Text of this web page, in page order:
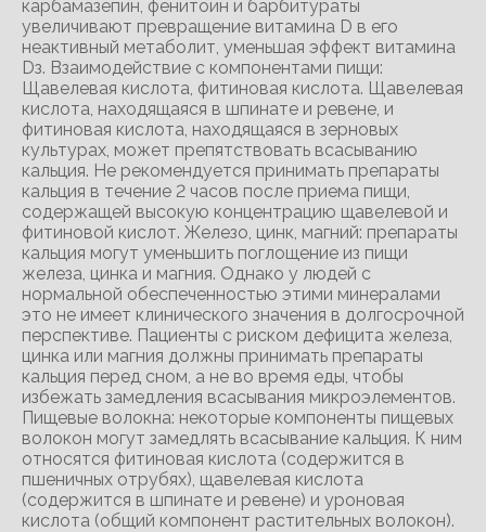
карбамазепин, фенитоин и барбитураты
увеличивают превращение витамина D в его
неактивный метаболит, уменьшая эффект витамина
Dз. Взаимодействие с компонентами пищи:
Щавелевая кислота, фитиновая кислота. Щавелевая
кислота, находящаяся в шпинате и ревене, и
фитиновая кислота, находящаяся в зерновых
культурах, может препятствовать всасыванию
кальция. Не рекомендуется принимать препараты
кальция в течение 2 часов после приема пищи,
содержащей высокую концентрацию щавелевой и
фитиновой кислот. Железо, цинк, магний: препараты
кальция могут уменьшить поглощение из пищи
железа, цинка и магния. Однако у людей с
нормальной обеспеченностью этими минералами
это не имеет клинического значения в долгосрочной
перспективе. Пациенты с риском дефицита железа,
цинка или магния должны принимать препараты
кальция перед сном, а не во время еды, чтобы
избежать замедления всасывания микроэлементов.
Пищевые волокна: некоторые компоненты пищевых
волокон могут замедлять всасывание кальция. К ним
относятся фитиновая кислота (содержится в
пшеничных отрубях), щавелевая кислота
(содержится в шпинате и ревене) и уроновая
кислота (общий компонент растительных волокон).